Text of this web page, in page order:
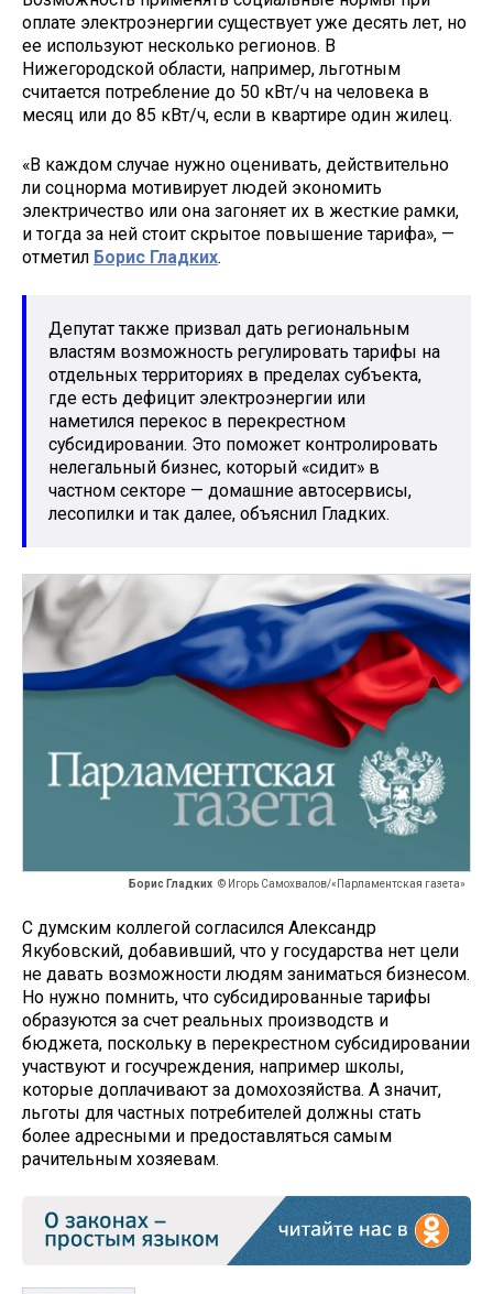
оплате электроэнергии существует уже десять лет, но
ее используют несколько регионов. В
Нижегородской области, например, льготным
считается потребление до 50 кВт/ч на человека в
месяц или до 85 кВт/ч, если в квартире один жилец.
«В каждом случае нужно оценивать, действительно
ли соцнорма мотивирует людей экономить
электричество или она загоняет их в жесткие рамки,
и тогда за ней стоит скрытое повышение тарифа», —
отметил Борис Гладких.
Депутат также призвал дать региональным
властям возможность регулировать тарифы на
отдельных территориях в пределах субъекта,
где есть дефицит электроэнергии или
наметился перекос в перекрестном
субсидировании. Это поможет контролировать
нелегальный бизнес, который «сидит» в
частном секторе — домашние автосервисы,
лесопилки и так далее, объяснил Гладких.
Борис Гладких © Игорь Самохвалов/«Парламентская газета»
С думским коллегой согласился Александр
Якубовский, добавивший, что у государства нет цели
не давать возможности людям заниматься бизнесом.
Но нужно помнить, что субсидированные тарифы
образуются за счет реальных производств и
бюджета, поскольку в перекрестном субсидировании
участвуют и госучреждения, например школы,
которые доплачивают за домохозяйства. А значит,
льготы для частных потребителей должны стать
более адресными и предоставляться самым
рачительным хозяевам.